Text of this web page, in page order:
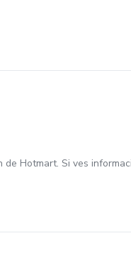
Hotmart. Si ves